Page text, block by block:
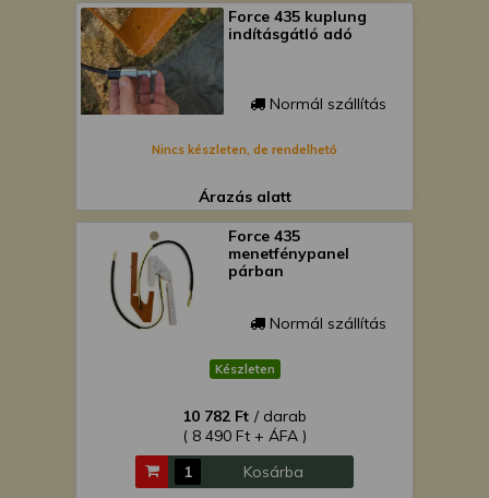
Force 435 kuplung
indításgátló adó
Normál szállítás
Nincs készleten, de rendelhető
Árazás alatt
Force 435
menetfénypanel
párban
Normál szállítás
Készleten
10 782 Ft / darab
( 8 490 Ft + ÁFA )
Kosárba